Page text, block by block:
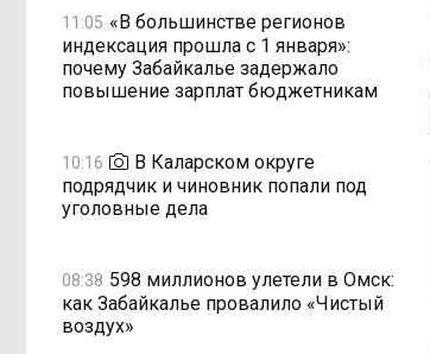
11:05 «В большинстве регионов
индексация прошла с 1 января»:
почему Забайкалье задержало
повышение зарплат бюджетникам
10:16
В Каларском округе
подрядчик и чиновник попали под
уголовные дела
08:38 598 миллионов улетели в Омск:
как Забайкалье провалило «Чистый
воздух»